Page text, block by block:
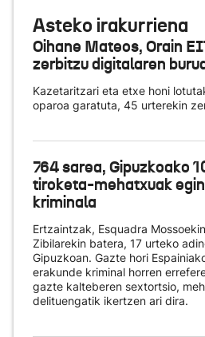
Asteko irakurriena
Oihane Mateos, Orain
zerbitzu digitalaren
Kazetaritzari eta etxe honi
oparoa garatuta, 45 urterekin
764 sarea, Gipuzkoako
tiroketa-mehatxuak
kriminala
Ertzaintzak, Esquadra
Zibilarekin batera, 17 urteko
Gipuzkoan. Gazte hori
erakunde kriminal horren
gazte kalteberen sextortsio,
delituengatik ikertzen ari dira.